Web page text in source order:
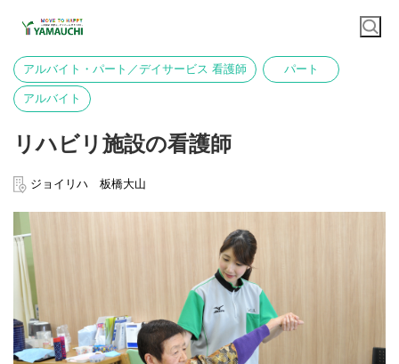
アルバイト・パート／デイサービス 看護師 パート
アルバイト
リハビリ施設の看護師
ジョイリハ 板橋大山